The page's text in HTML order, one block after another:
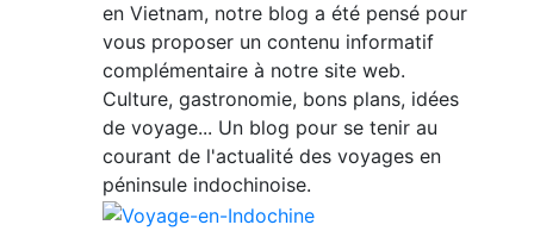
en Vietnam, notre blog a été pensé pour
vous proposer un contenu informatif
complémentaire à notre site web.
Culture, gastronomie, bons plans, idées
de voyage... Un blog pour se tenir au
courant de l'actualité des voyages en
péninsule indochinoise.